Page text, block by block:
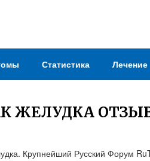
Статистика Лечение
ЖЕЛУДКА
Крупнейший Русский Форум